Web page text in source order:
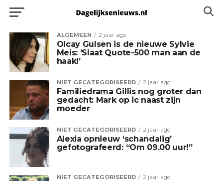
ALGEMEEN 2 jaar ago
Olcay Gulsen is de nieuwe Sylvie
Meis: ‘Slaat Quote-500 man aan de
haak!’
NIET GECATEGORISEERD 2 jaar ago
Familiedrama Gillis nog groter dan
gedacht: Mark op ic naast zijn
moeder
NIET GECATEGORISEERD 2 jaar ago
Alexia opnieuw ‘schandalig’
gefotografeerd: “Om 09.00 uur!”
NIET GECATEGORISEERD 2 jaar ago